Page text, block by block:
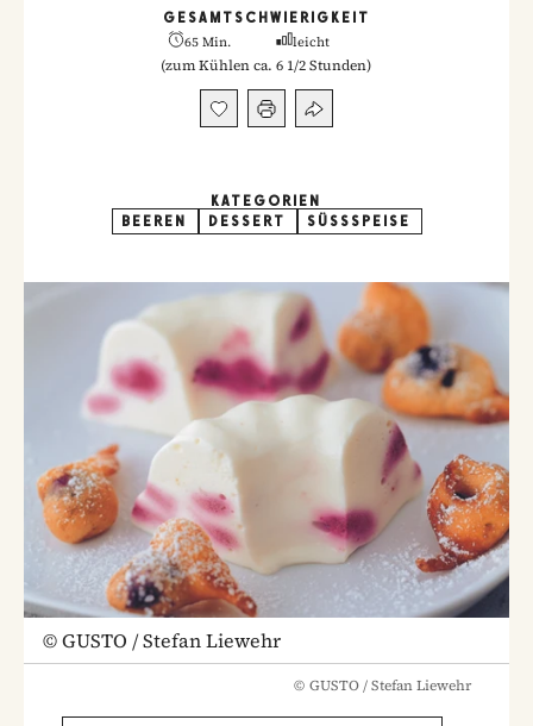
GESAMT
65 Min.
SCHWIERIGKEIT
leicht
(zum Kühlen ca. 6 1/2 Stunden)
KATEGORIEN
BEEREN
DESSERT SÜSSSPEISE
©GUSTO / Stefan Liewehr
© GUSTO / Stefan Liewehr